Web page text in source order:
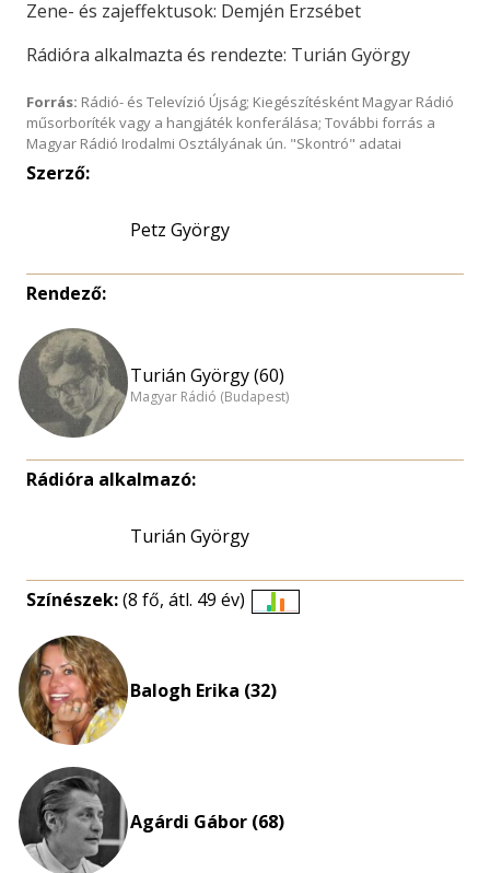
Zene- és zajeffektusok: Demjén Erzsébet
Rádióra alkalmazta és rendezte: Turián György
Forrás: Rádió- és Televízió Újság; Kiegészítésként Magyar Rádió
műsorboríték vagy a hangjáték konferálása; További forrás a
Magyar Rádió Irodalmi Osztályának ún. "Skontró" adatai
Szerző:
Petz György
Rendező:
Turián György (60)
Magyar Rádió (Budapest)
Rádióra alkalmazó:
Turián György
Színészek:(8 fő, átl. 49 év)
Balogh Erika (32)
Agárdi Gábor (68)